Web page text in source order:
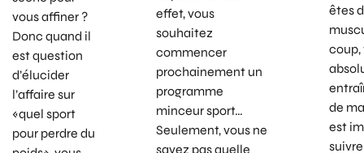
vous affiner ?
Donc quand il
est question
d’élucider
l’affaire sur
«quel sport
pour perdre du
effet, vous
souhaitez
commencer
prochainement un
programme
minceur sport…
Seulement, vous ne
savez pas quelle
êtes
coup,
de
est